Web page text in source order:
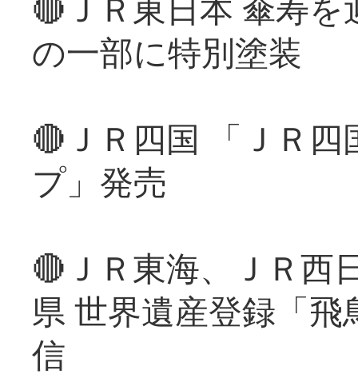
の一部に特別塗装
🔴ＪＲ四国 「ＪＲ
プ」発売
🔴ＪＲ東海、ＪＲ西
県 世界遺産登録「
信